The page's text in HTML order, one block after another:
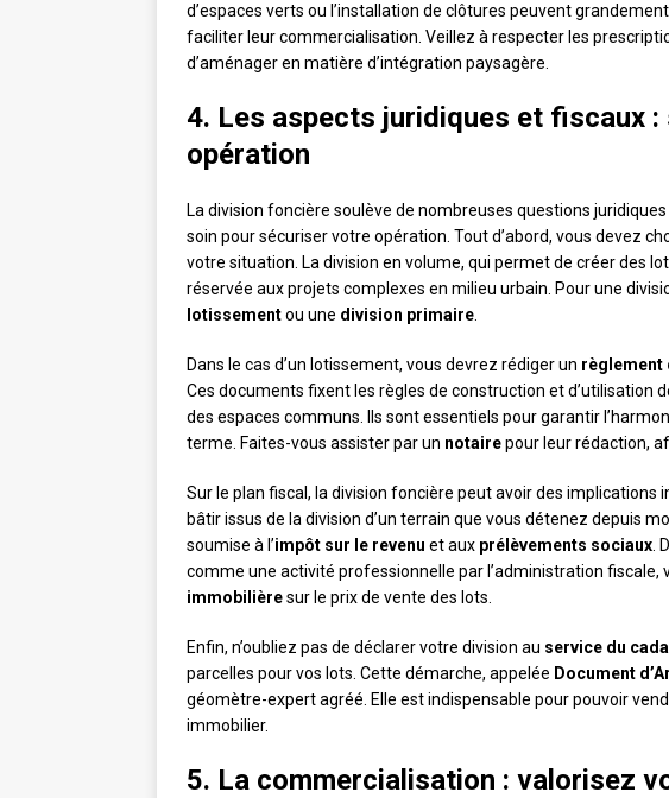
d’espaces verts ou l’installation de clôtures peuvent
faciliter leur commercialisation. Veillez à respecter les
d’aménager en matière d’intégration paysagère.
4. Les aspects juridiques et fiscaux
opération
La division foncière soulève de nombreuses questions
soin pour sécuriser votre opération. Tout d’abord, vous devez
votre situation. La division en volume, qui permet de créer des
réservée aux projets complexes en milieu urbain. Pour une
lotissementou une division primaire
Dans le cas d’un lotissement, vous devrez rédiger un règlement
Ces documents fixent les règles de construction et d’utilisation
des espaces communs. Ils sont essentiels pour garantir
terme. Faites-vous assister par un notairepour leur rédaction,
Sur le plan fiscal, la division foncière peut avoir des implications
bâtir issus de la division d’un terrain que vous détenez depuis
soumise à l’impôt sur le revenu et aux prélèvements sociaux
comme une activité professionnelle par l’administration fiscale,
immobilièresur le prix de vente des lots.
Enfin, n’oubliez pas de déclarer votre division au service du
parcelles pour vos lots. Cette démarche, appelée Document
géomètre-expert agréé. Elle est indispensable pour pouvoir
immobilier.
5. La commercialisation : valorisez